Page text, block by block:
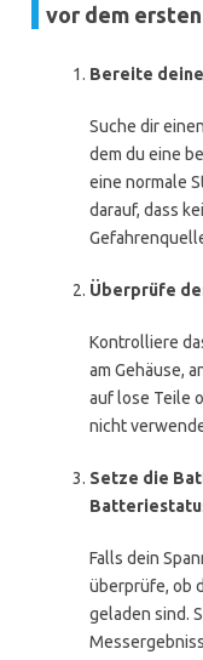
vor dem
Bereite
Suche dir
dem du eine
eine normale
darauf, dass
Überprüfe
Kontrolliere
am Gehäuse,
auf lose Teile
nicht
Setze die
Falls dein
überprüfe, ob
geladen sind.